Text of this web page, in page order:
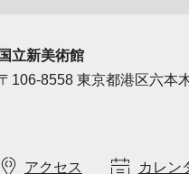
国立新美術館
106-8558 東京都港区六本
アクセス カレン